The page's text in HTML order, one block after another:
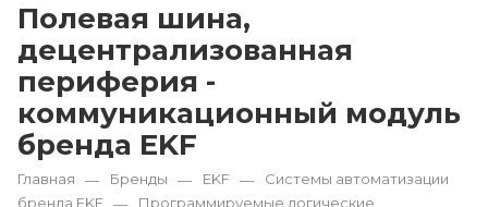
Полевая шина,
децентрализованная
периферия -
коммуникационный модуль
бренда EKF
Главная — Бренды — EKF —
Системы автоматизации
бренда EKF
Программируемые логические